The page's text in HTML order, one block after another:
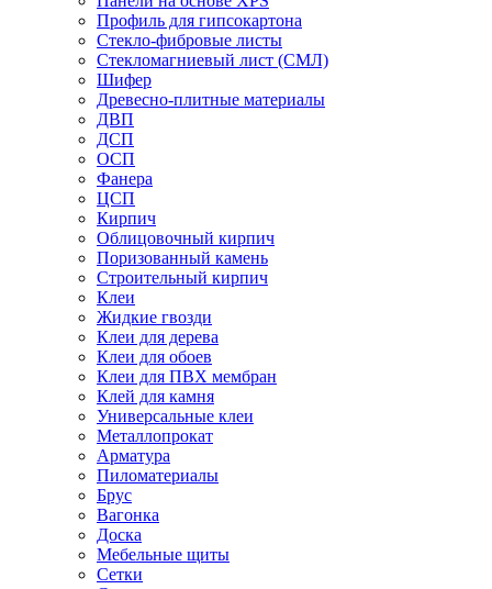
Профиль для гипсокартона
Стекло-фибровые листы
Стекломагниевый лист (СМЛ)
Шифер
Древесно-плитные материалы
ДВП
ДСП
ОСП
Фанера
ЦСП
Кирпич
Облицовочный кирпич
Поризованный камень
Строительный кирпич
Клеи
Жидкие гвозди
Клеи для дерева
Клеи для обоев
Клеи для ПВХ мембран
Клей для камня
Универсальные клеи
Металлопрокат
Арматура
Пиломатериалы
Брус
Вагонка
Доска
Мебельные щиты
Сетки